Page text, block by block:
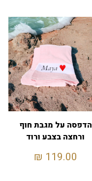
הדפסה על מגבת חוף
ורחצה בצבע ורוד
119.00
₪